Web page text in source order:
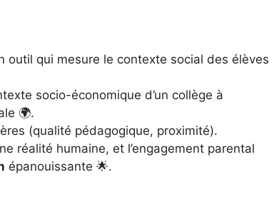
outil qui mesure le contexte social des élèves
socio-économique d’un collège à
🌍.
(qualité pédagogique, proximité).
réalité humaine, et l’engagement parental
épanouissante 🌟.